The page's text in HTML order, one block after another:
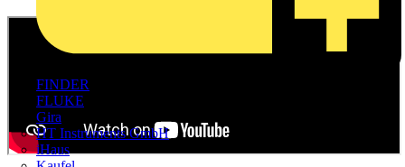
FINDER
FLUKE
Gira
HT Instruments GmbH
iHaus